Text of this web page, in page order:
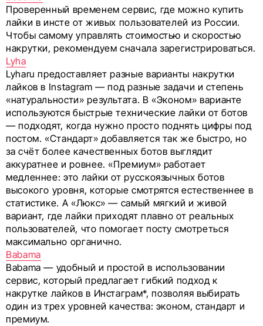
Проверенный временем сервис, где можно купить
лайки в инсте от живых пользователей из России.
Чтобы самому управлять стоимостью и скоростью
накрутки, рекомендуем сначала зарегистрироваться.
Lyha
Lyharu предоставляет разные варианты накрутки
лайков в Instagram — под разные задачи и степень
«натуральности» результата. В «Эконом» варианте
используются быстрые технические лайки от ботов
— подходят, когда нужно просто поднять цифры под
постом. «Стандарт» добавляется так же быстро, но
за счёт более качественных ботов выглядит
аккуратнее и ровнее. «Премиум» работает
медленнее: это лайки от русскоязычных ботов
высокого уровня, которые смотрятся естественнее в
статистике. А «Люкс» — самый мягкий и живой
вариант, где лайки приходят плавно от реальных
пользователей, что помогает посту смотреться
максимально органично.
Babama
Babama — удобный и простой в использовании
сервис, который предлагает гибкий подход к
накрутке лайков в Инстаграм*, позволяя выбирать
один из трех уровней качества: эконом, стандарт и
премиум.